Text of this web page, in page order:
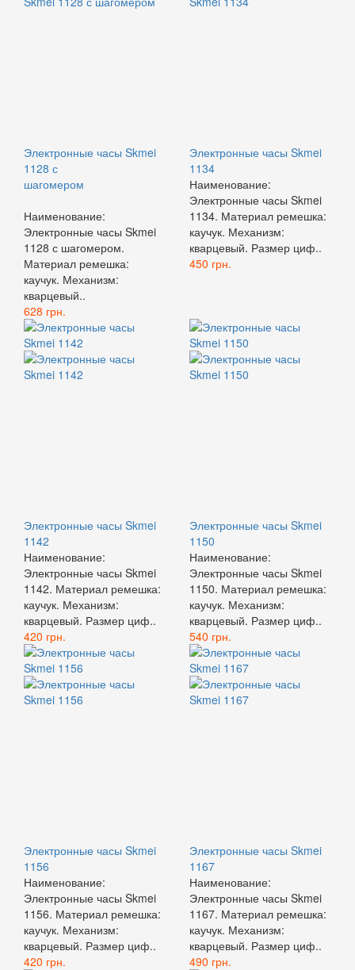
Электронные часы Skmei
1128 с
шагомером
Наименование:
Электронные часы Skmei
1128 с шагомером.
Материал ремешка:
каучук. Механизм:
кварцевый..
628 грн.
Электронные часы Skmei
1134
Наименование:
Электронные часы Skmei
1134. Материал ремешка:
каучук. Механизм:
кварцевый. Размер циф..
450 грн.
Электронные часы Skmei
1142
Наименование:
Электронные часы Skmei
1142. Материал ремешка:
каучук. Механизм:
кварцевый. Размер циф..
420 грн.
Электронные часы Skmei
1150
Наименование:
Электронные часы Skmei
1150. Материал ремешка:
каучук. Механизм:
кварцевый. Размер циф..
540 грн.
Электронные часы Skmei
1156
Наименование:
Электронные часы Skmei
1156. Материал ремешка:
каучук. Механизм:
кварцевый. Размер циф..
420 грн.
Электронные часы Skmei
1167
Наименование:
Электронные часы Skmei
1167. Материал ремешка:
каучук. Механизм:
кварцевый. Размер циф..
490 грн.